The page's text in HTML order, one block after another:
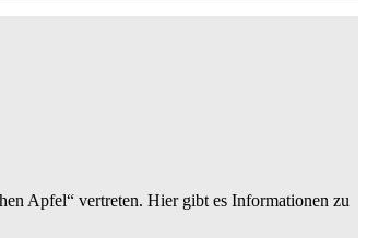
Apfel“ vertreten. Hier gibt es Informationen zu